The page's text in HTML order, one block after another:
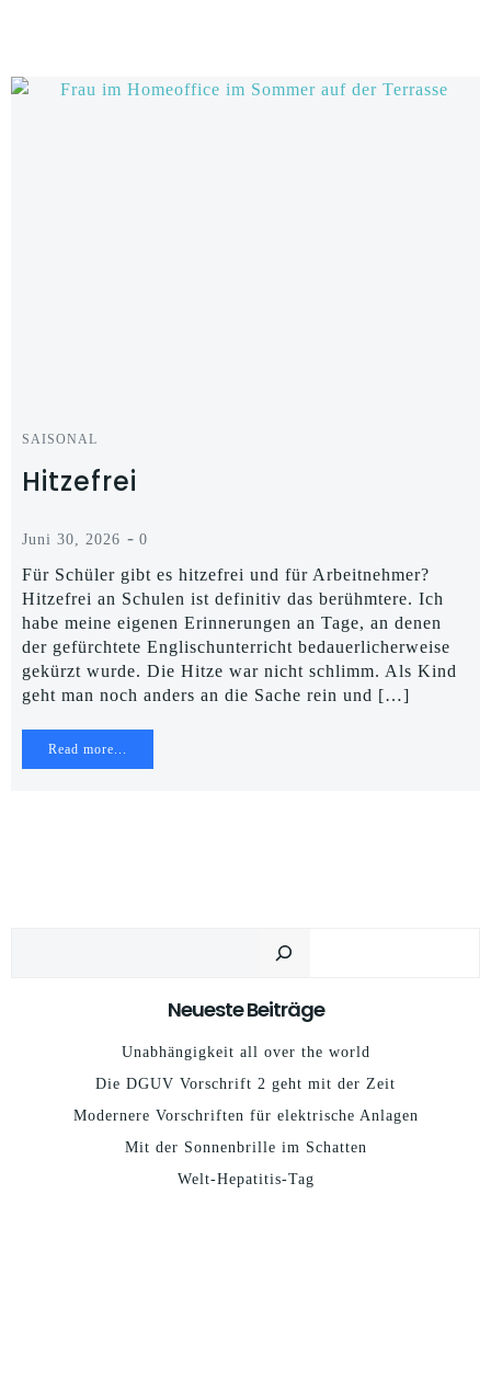
SAISONAL
Hitzefrei
Juni 30, 2026 - 0
Für Schüler gibt es hitzefrei und für Arbeitnehmer?
Hitzefrei an Schulen ist definitiv das berühmtere. Ich
habe meine eigenen Erinnerungen an Tage, an denen
der gefürchtete Englischunterricht bedauerlicherweise
gekürzt wurde. Die Hitze war nicht schlimm. Als Kind
geht man noch anders an die Sache rein und […]
Read more...
Neueste Beiträge
Unabhängigkeit all over the world
Die DGUV Vorschrift 2 geht mit der Zeit
Modernere Vorschriften für elektrische Anlagen
Mit der Sonnenbrille im Schatten
Welt-Hepatitis-Tag